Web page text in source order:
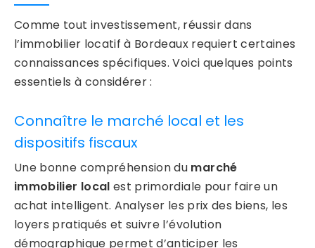
Comme tout investissement, réussir dans
l’immobilier locatif à Bordeaux requiert certaines
connaissances spécifiques. Voici quelques points
essentiels à considérer :
Connaître le marché local et les
dispositifs fiscaux
Une bonne compréhension du marché
immobilier local est primordiale pour faire un
achat intelligent. Analyser les prix des biens, les
loyers pratiqués et suivre l’évolution
démographique permet d’anticiper les